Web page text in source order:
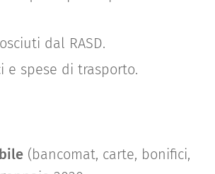
dal RASD.
e spese di trasporto.
(bancomat, carte, bonifici,